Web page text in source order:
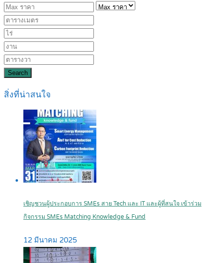
Search
สิ่งที่น่าสนใจ
เชิญชวนผู้ประกอบการ SMEs สาย Tech และ IT และผู้ที่สนใจ เข้าร่วม
กิจกรรม SMEs Matching Knowledge & Fund
12 มีนาคม 2025